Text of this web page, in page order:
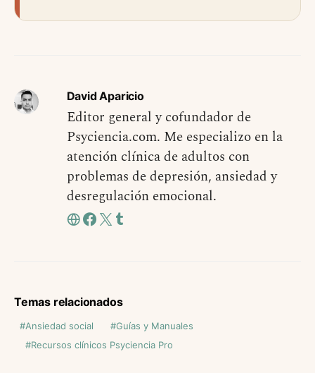
David Aparicio
Editor general y cofundador de
Psyciencia.com. Me especializo en la
atención clínica de adultos con
problemas de depresión, ansiedad y
desregulación emocional.
Temas relacionados
Ansiedad social
Guías y Manuales
Recursos clínicos Psyciencia Pro